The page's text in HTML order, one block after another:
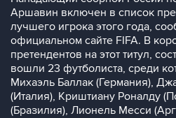
Аршавин включен в список
лучшего игрока этого года,
официальном сайте FIFA. В
претендентов на этот титул,
вошли 23 футболиста, среди
Михаэль Баллак (Германия),
(Италия), Криштиану Роналду
(Бразилия), Лионель Месси